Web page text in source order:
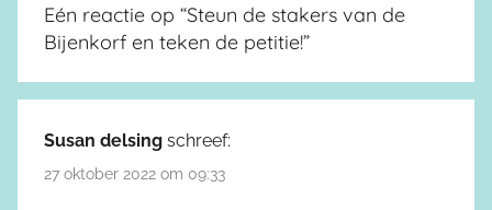
Eén reactie op “Steun de stakers van de
Bijenkorf en teken de petitie!”
Susan delsing schreef:
27 oktober 2022 om 09:33